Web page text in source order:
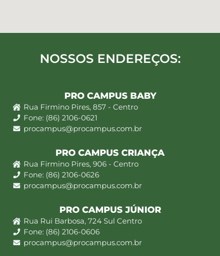
NOSSOS ENDEREÇOS:
PRO CAMPUS BABY
Rua Firmino Pires, 857 - Centro
Fone: (86) 2106-0621
procampus@procampus.com.br
PRO CAMPUS CRIANÇA
Rua Firmino Pires, 906 - Centro
Fone: (86) 2106-0626
procampus@procampus.com.br
PRO CAMPUS JÚNIOR
Rua Rui Barbosa, 724 Sul Centro
Fone: (86) 2106-0606
procampus@procampus.com.br